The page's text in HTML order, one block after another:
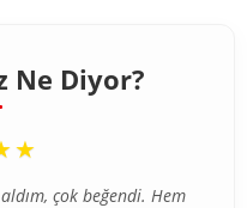
Ne Diyor?
çok beğendi. Hem